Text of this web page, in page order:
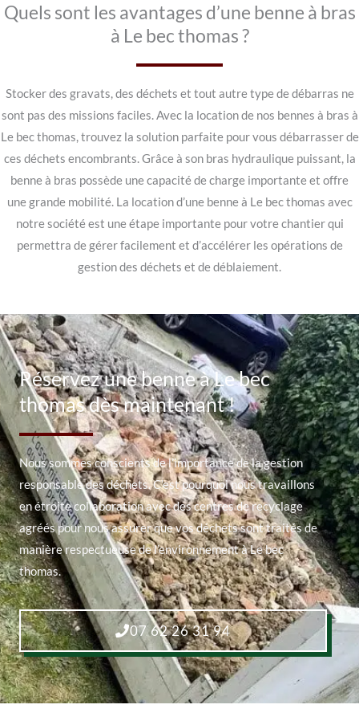
Quels sont les avantages d’une benne à bras
à Le bec thomas ?
Stocker des gravats, des déchets et tout autre type de débarras ne
sont pas des missions faciles. Avec la location de nos bennes à bras à
Le bec thomas, trouvez la solution parfaite pour vous débarrasser de
ces déchets encombrants. Grâce à son bras hydraulique puissant, la
benne à bras possède une capacité de charge importante et offre
une grande mobilité. La location d’une benne à Le bec thomas avec
notre société est une étape importante pour votre chantier qui
permettra de gérer facilement et d’accélérer les opérations de
gestion des déchets et de déblaiement.
Réservez une benne à Le bec
thomas dès maintenant !
Nous sommes conscients de l’importance de la gestion
responsable des déchets. C’est pourquoi nous travaillons
en étroite collaboration avec des centres de recyclage
agréés pour nous assurer que vos déchets sont traités de
manière respectueuse de l’environnement à Le bec
thomas.
07 62 26 31 94